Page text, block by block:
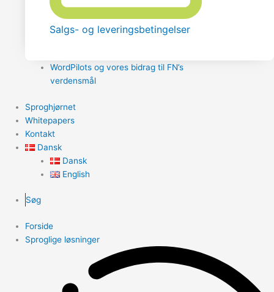
Salgs- og leveringsbetingelser
WordPilots og vores bidrag til FN’s
verdensmål
Sproghjørnet
Whitepapers
Kontakt
Dansk
Dansk
English
Søg
Forside
Sproglige løsninger